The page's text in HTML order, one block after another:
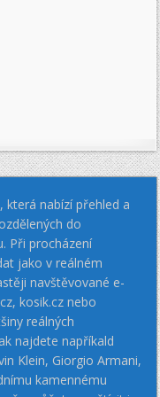
která nabízí přehled a
do
Při procházení
jako v reálném
navštěvované e-
kosik.cz nebo
reálných
najdete napříkald
Klein, Giorgio Armani,
kamennému